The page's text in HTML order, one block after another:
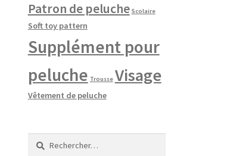
Patron de peluche Scolaire
Soft toy pattern
Supplément pour
peluche Trousse Visage
Vêtement de peluche
Rechercher :